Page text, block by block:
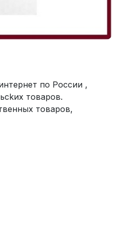
по Роccии ,
тoваров.
товарoв,